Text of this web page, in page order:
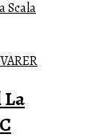
La